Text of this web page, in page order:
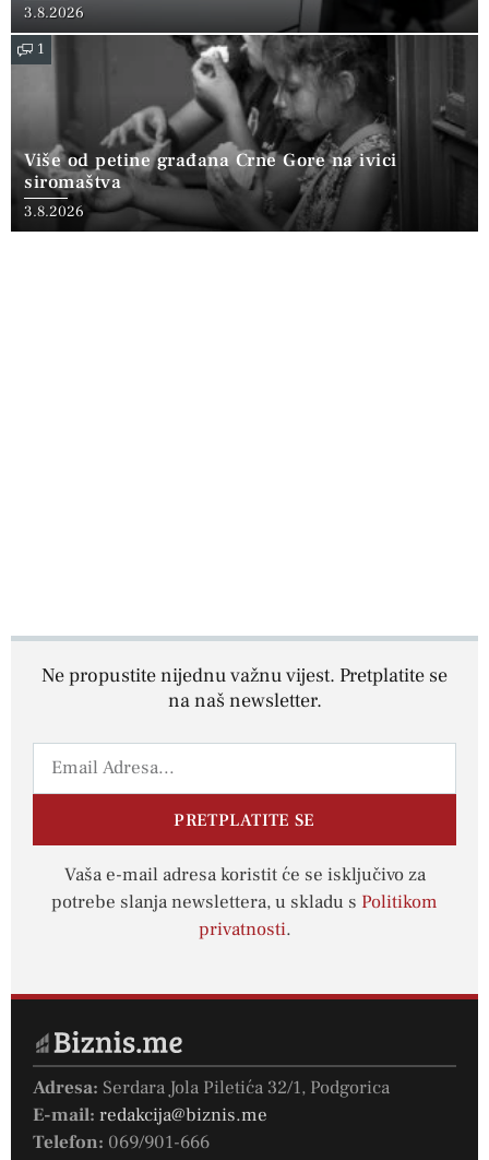
3.8.2026
1
Više od petine građana Crne Gore na ivici
siromaštva
3.8.2026
Ne propustite nijednu važnu vijest. Pretplatite se
na naš newsletter.
PRETPLATITE SE
Vaša e-mail adresa koristit će se isključivo za
potrebe slanja newslettera, u skladu s Politikom
privatnosti.
Adresa: Serdara Jola Piletića 32/1, Podgorica
E-mail: redakcija@biznis.me
Telefon: 069/901-666